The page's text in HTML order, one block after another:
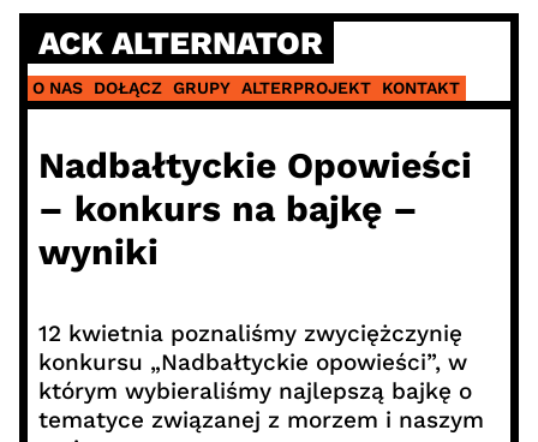
Skip
content
ACK ALTERNATOR
O NAS DOŁĄCZ GRUPY ALTERPROJEKT KONTAKT
Nadbałtyckie Opowieści
– konkurs na bajkę –
wyniki
12 kwietnia poznaliśmy zwyciężczynię
konkursu „Nadbałtyckie opowieści”, w
którym wybieraliśmy najlepszą bajkę o
tematyce związanej z morzem i naszym